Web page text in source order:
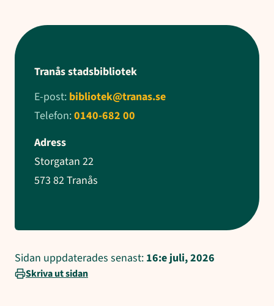
Tranås stadsbibliotek
E-post: bibliotek@tranas.se
Telefon:0140-682 00
Adress
Storgatan 22
573 82 Tranås
Sidan uppdaterades senast: 16:e juli, 2026
Skriva ut sidan